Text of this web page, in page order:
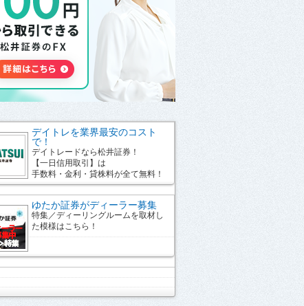
デイトレを業界最安のコスト
で！
デイトレードなら松井証券！
【一日信用取引】は
手数料・金利・貸株料が全て無料！
ゆたか証券がディーラー募集
特集／ディーリングルームを取材し
た模様はこちら！